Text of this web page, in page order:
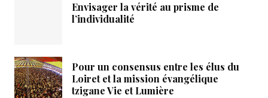
Envisager la vérité au prisme de
l’individualité
Pour un consensus entre les élus du
Loiret et la mission évangélique
tzigane Vie et Lumière